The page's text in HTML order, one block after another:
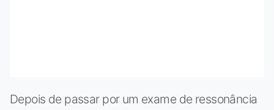
Depois de passar por um exame de ressonância